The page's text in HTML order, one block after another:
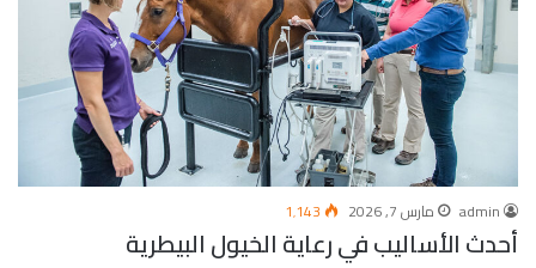
admin مارس 7, 2026 1٬143
أحدث الأساليب في رعاية الخيول البيطرية